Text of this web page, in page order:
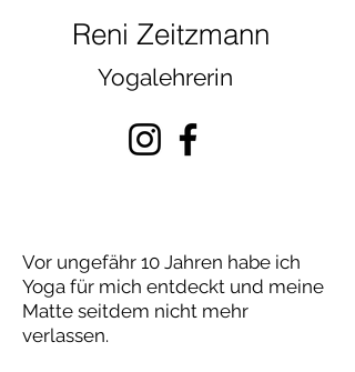
Reni Zeitzmann
Yogalehrerin
Vor ungefähr 10 Jahren habe ich
Yoga für mich entdeckt und meine
Matte seitdem nicht mehr
verlassen.